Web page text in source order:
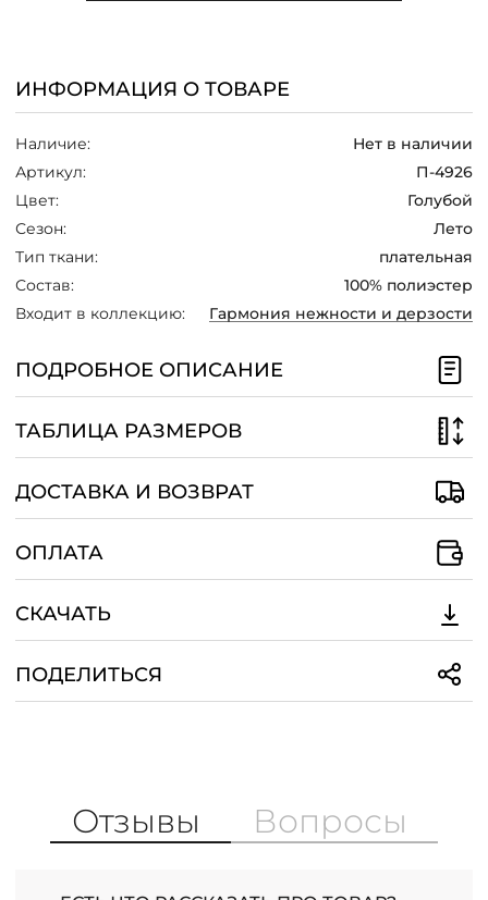
+7 (800) 511-35-10
MANAGER@DSTREND.RU
ЗАКАЗАТЬ ЗВОНОК
/
ИНФОРМАЦИЯ О ТОВАРЕ
Наличие:
Нет в наличии
Артикул:
П-4926
Цвет:
Голубой
Сезон:
Лето
Тип ткани:
плательная
Состав:
100% полиэстер
Входит в коллекцию:
Гармония нежности и дерзости
ПОДРОБНОЕ ОПИСАНИЕ
ТАБЛИЦА РАЗМЕРОВ
ДОСТАВКА И ВОЗВРАТ
ОПЛАТА
СКАЧАТЬ
ПОДЕЛИТЬСЯ
Отзывы Вопросы